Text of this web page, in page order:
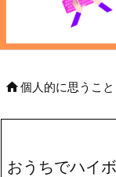
個人的に思うこ
おうちでハイ